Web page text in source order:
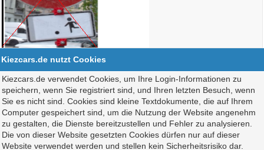
Kiezcars.de nutzt Cookies
Kiezcars.de verwendet Cookies, um Ihre Login-Informationen zu
speichern, wenn Sie registriert sind, und Ihren letzten Besuch, wenn
Sie es nicht sind. Cookies sind kleine Textdokumente, die auf Ihrem
Computer gespeichert sind, um die Nutzung der Website angenehm
zu gestalten, die Dienste bereitzustellen und Fehler zu analysieren.
Die von dieser Website gesetzten Cookies dürfen nur auf dieser
Website verwendet werden und stellen kein Sicherheitsrisiko dar.